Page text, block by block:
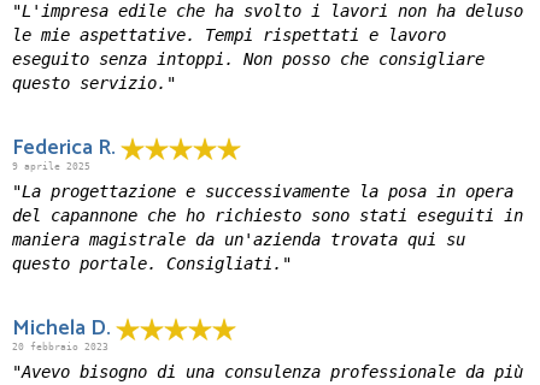
"L'impresa edile che ha svolto i lavori non ha deluso
le mie aspettative. Tempi rispettati e lavoro
eseguito senza intoppi. Non posso che consigliare
questo servizio."
Federica R.
9 aprile 2025
"La progettazione e successivamente la posa in opera
del capannone che ho richiesto sono stati eseguiti in
maniera magistrale da un'azienda trovata qui su
questo portale. Consigliati."
Michela D.
20 febbraio 2023
"Avevo bisogno di una consulenza professionale da più